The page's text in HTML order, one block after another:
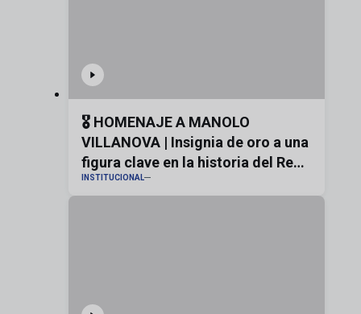
🎖️ HOMENAJE A MANOLO
VILLANOVA | Insignia de oro a una
figura clave en la historia del Real
Zaragoza
INSTITUCIONAL